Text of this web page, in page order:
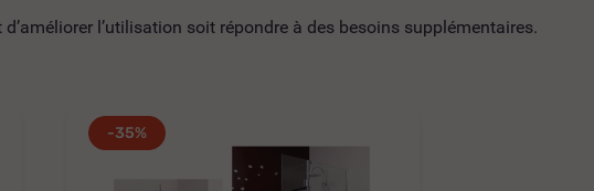
l’utilisation soit répondre à des besoins supplémentaires.
-35%